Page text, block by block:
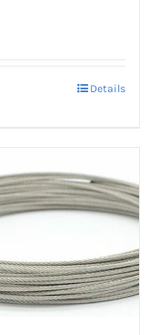
Details